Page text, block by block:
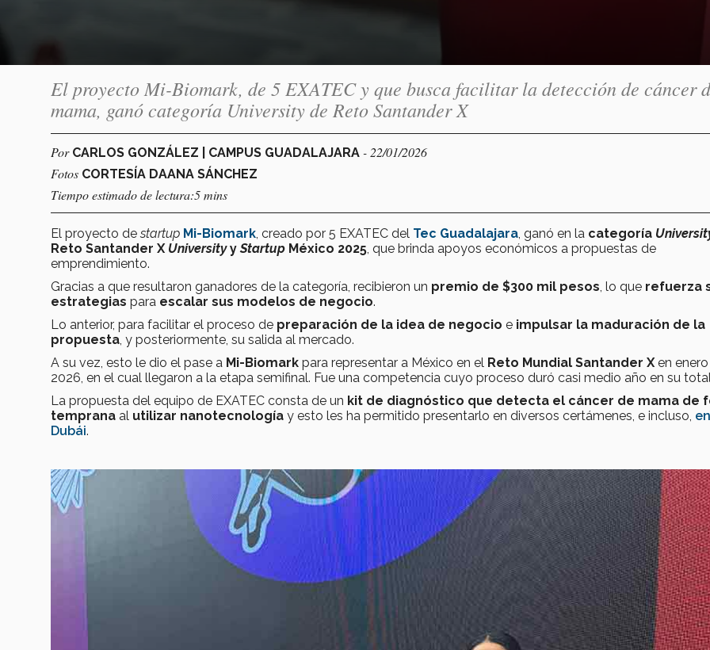
El proyecto Mi-Biomark, de 5 EXATEC y que busca facilitar la detección de cáncer
mama, ganó categoría University de Reto Santander X
Por CARLOS GONZÁLEZ | CAMPUS GUADALAJARA - 22/01/2026
Fotos CORTESÍA DAANA SÁNCHEZ
Tiempo estimado de lectura:5 mins
El proyecto destartup Mi-Biomark creado por 5 EXATEC del Tec Guadalajara , ganó en la categoría
Reto Santander X UniversityyStartup México 2025 que brinda apoyos económicos a propuestas de
emprendimiento.
Gracias a que resultaron ganadores de la categoría, recibieron un premio de $300 mil pesos , lo que refuerza
estrategias para escalar sus modelos de negocio.
Lo anterior, para facilitar el proceso de preparación de la idea de negocio e impulsar la maduración de la
propuesta , y posteriormente, su salida al mercado.
A su vez, esto le dio el pase a Mi-Biomark para representar a México en el Reto Mundial Santander Xen
2026, en el cual llegaron a la etapa semifinal. Fue una competencia cuyo proceso duró casi medio año en su
La propuesta del equipo de EXATEC consta de un kit de diagnóstico que detecta el cáncer de mama de
temprana al utilizar nanotecnología y esto les ha permitido presentarlo en diversos certámenes, e incluso, en
Dubái.